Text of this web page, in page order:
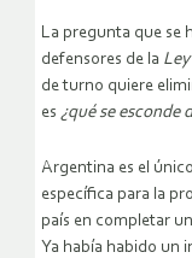
La pregunta que se
defensores de la
de turno quiere
es ¿qué se esconde
Argentina es el
específica para la
país en completar
Ya había habido un